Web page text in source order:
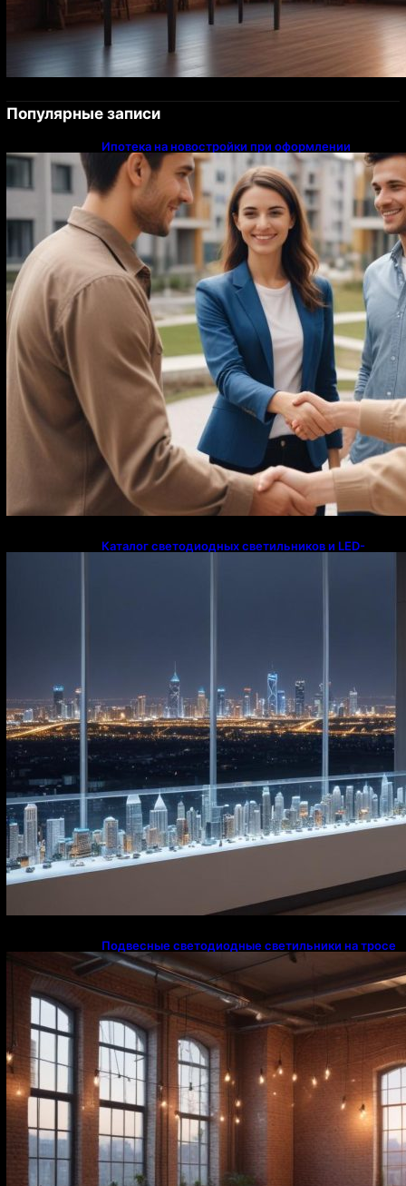
Популярные записи
Ипотека на новостройки при оформлении
напрямую у застройщика
Каталог светодиодных светильников и LED-
Подвесные светодиодные светильники на тросе